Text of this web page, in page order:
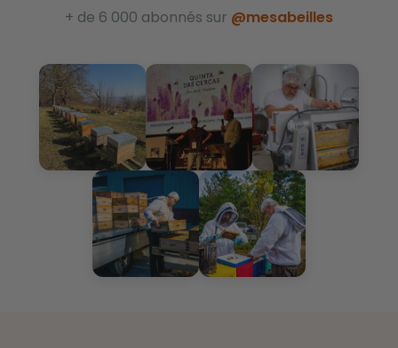
+ de 6 000 abonnés sur @mesabeilles